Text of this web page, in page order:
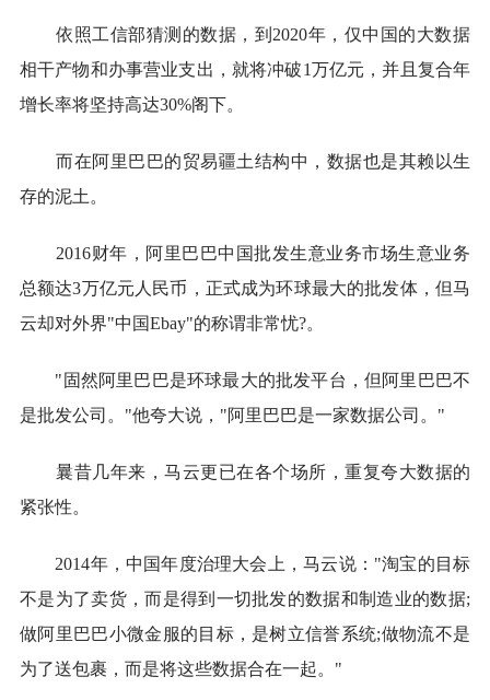
依照工信部猜测的数据，到2020年，仅中国的大数据
相干产物和办事营业支出，就将冲破1万亿元，并且复合年
增长率将坚持高达30%阁下。
而在阿里巴巴的贸易疆土结构中，数据也是其赖以生
存的泥土。
2016财年，阿里巴巴中国批发生意业务市场生意业务
总额达3万亿元人民币，正式成为环球最大的批发体，但马
云却对外界"中国Ebay"的称谓非常忧?。
"固然阿里巴巴是环球最大的批发平台，但阿里巴巴不
是批发公司。"他夸大说，"阿里巴巴是一家数据公司。"
曩昔几年来，马云更已在各个场所，重复夸大数据的
紧张性。
2014年，中国年度治理大会上，马云说："淘宝的目标
不是为了卖货，而是得到一切批发的数据和制造业的数据;
做阿里巴巴小微金服的目标，是树立信誉系统;做物流不是
为了送包裹，而是将这些数据合在一起。"